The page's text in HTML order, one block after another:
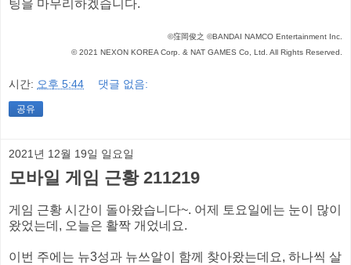
팅을 마무리하겠습니다.
©窪岡俊之 ©BANDAI NAMCO Entertainment Inc.
© 2021 NEXON KOREA Corp. & NAT GAMES Co, Ltd. All Rights Reserved.
시간: 오후 5:44 댓글 없음:
공유
2021년 12월 19일 일요일
모바일 게임 근황 211219
게임 근황 시간이 돌아왔습니다~. 어제 토요일에는 눈이 많이
왔었는데, 오늘은 활짝 개었네요.
이번 주에는 뉴3성과 뉴쓰알이 함께 찾아왔는데요, 하나씩 살